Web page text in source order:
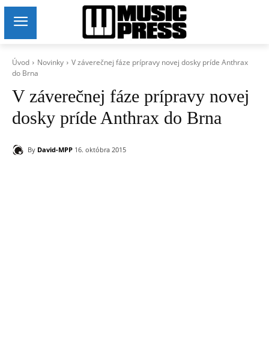
Úvod Novinky
V záverečnej fáze prípravy novej dosky príde Anthrax
do Brna
V záverečnej fáze prípravy novej
dosky príde Anthrax do Brna
By David-MPP 16. októbra 2015